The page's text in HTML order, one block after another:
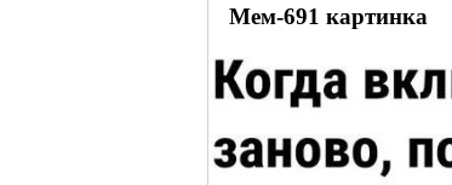
Мем-691 картинка